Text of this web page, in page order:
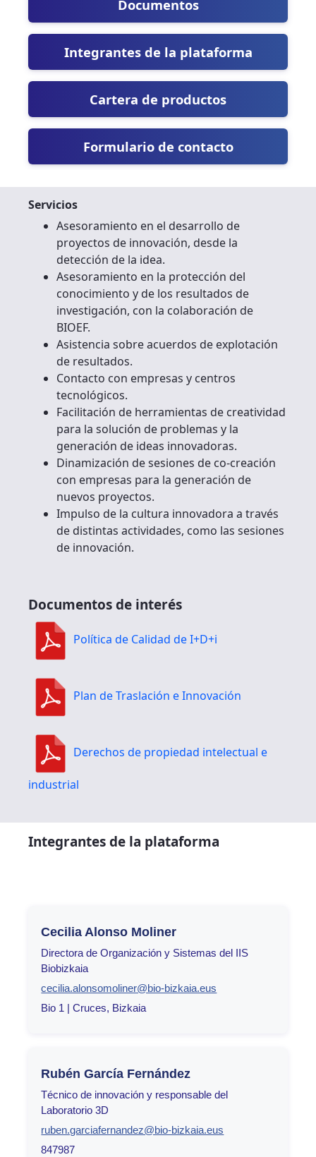
Documentos
Integrantes de la plataforma
Cartera de productos
Formulario de contacto
Servicios
Asesoramiento en el desarrollo de
proyectos de innovación, desde la
detección de la idea.
Asesoramiento en la protección del
conocimiento y de los resultados de
investigación, con la colaboración de
BIOEF.
Asistencia sobre acuerdos de explotación
de resultados.
Contacto con empresas y centros
tecnológicos.
Facilitación de herramientas de creatividad
para la solución de problemas y la
generación de ideas innovadoras.
Dinamización de sesiones de co-creación
con empresas para la generación de
nuevos proyectos.
Impulso de la cultura innovadora a través
de distintas actividades, como las sesiones
de innovación.
Documentos de interés
Política de Calidad de I+D+i
Plan de Traslación e Innovación
Derechos de propiedad intelectual e
industrial
Integrantes de la plataforma
Cecilia Alonso Moliner
Directora de Organización y Sistemas del IIS
Biobizkaia
cecilia.alonsomoliner@bio-bizkaia.eus
Bio 1 | Cruces, Bizkaia
Rubén García Fernández
Técnico de innovación y responsable del
Laboratorio 3D
ruben.garciafernandez@bio-bizkaia.eus
847987